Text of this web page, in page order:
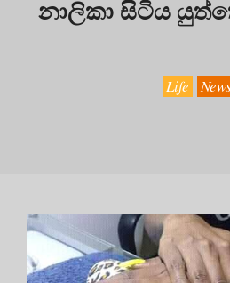
නාලිකා සිටිය
Life